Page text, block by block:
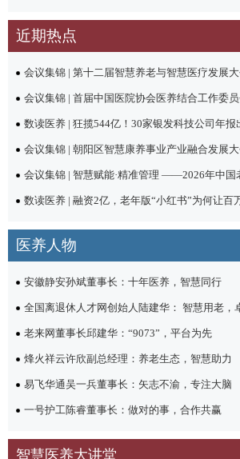
近期热点
会议集锦 | 第十二届智慧养老与智慧医疗发展大会
会议集锦 | 首届中国医院协会医养结合工作委员会学术
数读医养 | 狂揽544亿！30家银发科技公司年报出炉，巨头与黑马谁在抢位万
会议集锦 | 朝阳区智慧康养事业产业融合发展
会议集锦 | 智慧赋能·精准管理 ——2026年中国老年医学学会健康管理分会学
数读医养 | 融资2亿，老年版“小红书”为何让百万银发
医养人物
安徽静安孙斌董事长：十年医养，智慧同行
全国离退休人才网创始人陆建华： 智慧用老，
老来网董事长邱建华：“9073”，平台为先
烽火祥云许欣副总经理：养老生态，智慧助力
易飞华通吴一兵董事长：矢志不渝，专注大脑
一号护工陈睿董事长：做对的事，合作共赢
智慧医养大讲堂